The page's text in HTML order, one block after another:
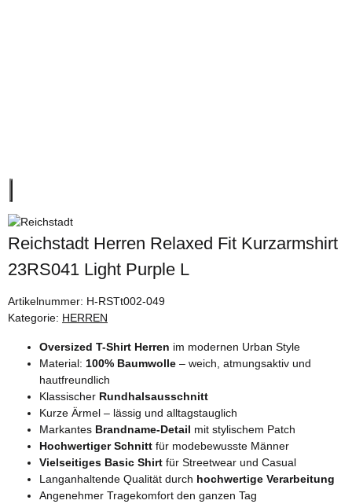
Reichstadt Herren Relaxed Fit Kurzarmshirt
23RS041 Light Purple L
Artikelnummer: H-RSTt002-049
Kategorie: HERREN
Oversized T-Shirt Herren im modernen Urban Style
Material: 100% Baumwolle – weich, atmungsaktiv und
hautfreundlich
Klassischer Rundhalsausschnitt
Kurze Ärmel – lässig und alltagstauglich
Markantes Brandname-Detail mit stylischem Patch
Hochwertiger Schnitt für modebewusste Männer
Vielseitiges Basic Shirt für Streetwear und Casual
Langanhaltende Qualität durch hochwertige Verarbeitung
Angenehmer Tragekomfort den ganzen Tag